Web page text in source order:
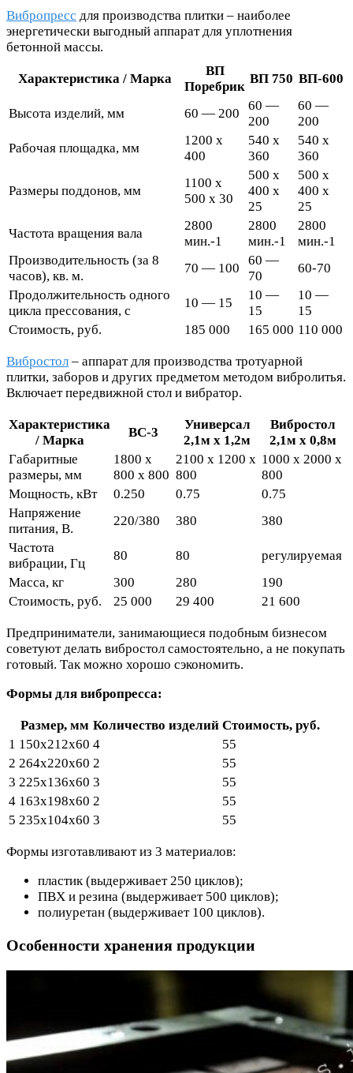
Вибропресс для производства плитки – наиболее
энергетически выгодный аппарат для уплотнения
бетонной массы.
Характеристика / Марка
ВП
Поребрик
ВП 750 ВП-600
Высота изделий, мм 60 — 200
60 —
200
60 —
200
Рабочая площадка, мм
1200 х
400
540 х
360
540 х
360
Размеры поддонов, мм
1100 х
500 х 30
500 х
400 х
25
500 х
400 х
25
Частота вращения вала
2800
мин.-1
2800
мин.-1
2800
мин.-1
Производительность (за 8
часов), кв. м.
70 — 100
60 —
70
60-70
Продолжительность одного
цикла прессования, с
10 — 15
10 —
15
10 —
15
Стоимость, руб.
185 000 165 000 110 000
Вибростол – аппарат для производства тротуарной
плитки, заборов и других предметом методом вибролитья.
Включает передвижной стол и вибратор.
Характеристика
/ Марка
ВС-3
Универсал
2,1м х 1,2м
Вибростол
2,1м х 0,8м
Габаритные
размеры, мм
1800 х
800 х 800
2100 х 1200 х
800
1000 х 2000 х
800
Мощность, кВт
0.250 0.75
0.75
Напряжение
питания, В.
220/380 380
380
Частота
вибрации, Гц
80 80
регулируемая
Масса, кг
300 280
190
Стоимость, руб.
25 000 29 400 21 600
Предприниматели, занимающиеся подобным бизнесом
советуют делать вибростол самостоятельно, а не покупать
готовый. Так можно хорошо сэкономить.
Формы для вибропресса:
Размер, мм Количество изделий Стоимость, руб.
1 150х212х60 4
55
2 264х220х60 2
55
3 225х136х60 3
55
4 163х198х60 2
55
5 235х104х60 3 55
Формы изготавливают из 3 материалов:
пластик (выдерживает 250 циклов);
ПВХ и резина (выдерживает 500 циклов);
полиуретан (выдерживает 100 циклов).
Особенности хранения продукции